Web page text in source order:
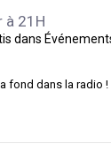
à 21H
dans
fond dans la radio !